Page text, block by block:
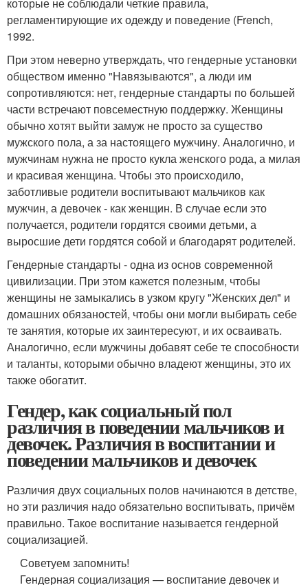
которые не соблюдали четкие правила,
регламентирующие их одежду и поведение (French,
1992.
При этом неверно утверждать, что гендерные установки
обществом именно "Навязываются", а люди им
сопротивляются: нет, гендерные стандарты по большей
части встречают повсеместную поддержку. Женщины
обычно хотят выйти замуж не просто за существо
мужского пола, а за настоящего мужчину. Аналогично, и
мужчинам нужна не просто кукла женского рода, а милая
и красивая женщина. Чтобы это происходило,
заботливые родители воспитывают мальчиков как
мужчин, а девочек - как женщин. В случае если это
получается, родители гордятся своими детьми, а
выросшие дети гордятся собой и благодарят родителей.
Гендерные стандарты - одна из основ современной
цивилизации. При этом кажется полезным, чтобы
женщины не замыкались в узком кругу "Женских дел" и
домашних обязаностей, чтобы они могли выбирать себе
те занятия, которые их заинтересуют, и их осваивать.
Аналогично, если мужчины добавят себе те способности
и таланты, которыми обычно владеют женщины, это их
также обогатит.
Гендер, как социальный пол
различия в поведении мальчиков и
девочек. Различия в воспитании и
поведении мальчиков и девочек
Различия двух социальных полов начинаются в детстве,
но эти различия надо обязательно воспитывать, причём
правильно. Такое воспитание называется гендерной
социализацией.
Советуем запомнить!
Гендерная социализация — воспитание девочек и